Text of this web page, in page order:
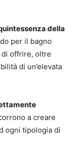
della
per il bagno
di offrire, oltre
di un’elevata
a creare
ogni tipologia di